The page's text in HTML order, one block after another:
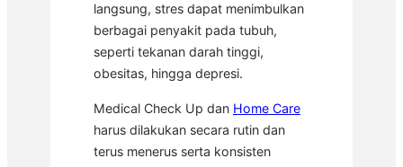
langsung, stres dapat menimbulkan
berbagai penyakit pada tubuh,
seperti tekanan darah tinggi,
obesitas, hingga depresi.
Medical Check Up dan Home Care
harus dilakukan secara rutin dan
terus menerus serta konsisten